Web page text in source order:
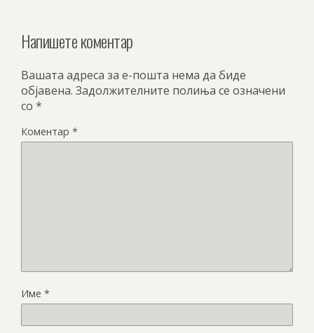
Напишете коментар
Вашата адреса за е-пошта нема да биде
објавена. Задолжителните полиња се означени
со *
Коментар *
Име *